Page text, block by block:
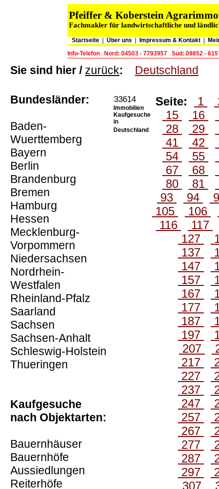
Pfeiffer & Koberstein
Fachmakler für landwirtschaftliche und
Startseite Über uns Impressum & Kontakt
Info-Telefon
Nord: 04503 - 7793957 Süd: 09852 -
Sie sind hier / zurück: Deutschland
Bundesländer:
Baden-
Wuerttemberg
Bayern
Berlin
Brandenburg
Bremen
Hamburg
Hessen
Mecklenburg-
Vorpommern
Niedersachsen
Nordrhein-
Westfalen
Rheinland-Pfalz
Saarland
Sachsen
Sachsen-Anhalt
Schleswig-Holstein
Thueringen
Kaufgesuche
nach Objektarten:
Bauernhäuser
Bauernhöfe
Aussiedlungen
Reiterhöfe
33614
Immobilien
Kaufgesuche
in
Deutschland
Seite: 1
15
16
28
29
41
42
54
55
67
68
80
81
93
94
105
106
116
117
127
137
147
157
167
177
187
197
207
217
227
237
247
257
267
277
287
297
307